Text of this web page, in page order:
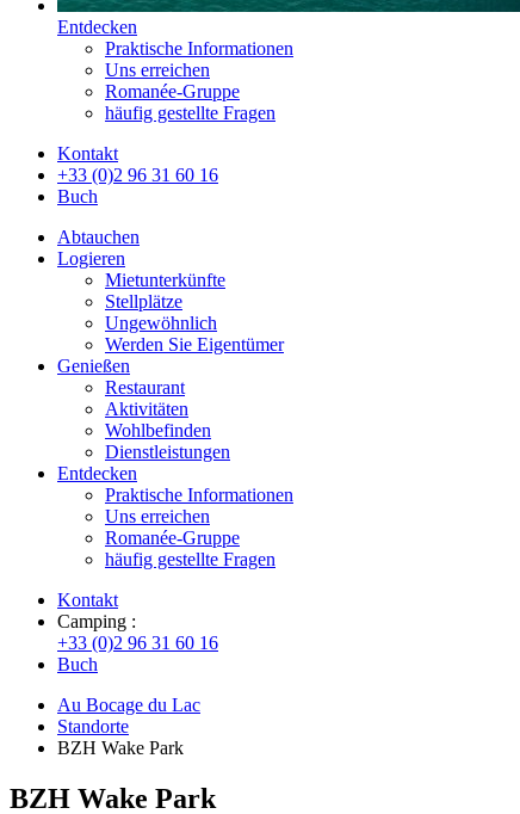
Entdecken
Praktische Informationen
Uns erreichen
Romanée-Gruppe
häufig gestellte Fragen
Kontakt
+33 (0)2 96 31 60 16
Buch
Abtauchen
Logieren
Mietunterkünfte
Stellplätze
Ungewöhnlich
Werden Sie Eigentümer
Genießen
Restaurant
Aktivitäten
Wohlbefinden
Dienstleistungen
Entdecken
Praktische Informationen
Uns erreichen
Romanée-Gruppe
häufig gestellte Fragen
Kontakt
Camping :
+33 (0)2 96 31 60 16
Buch
Au Bocage du Lac
Standorte
BZH Wake Park
BZH Wake Park